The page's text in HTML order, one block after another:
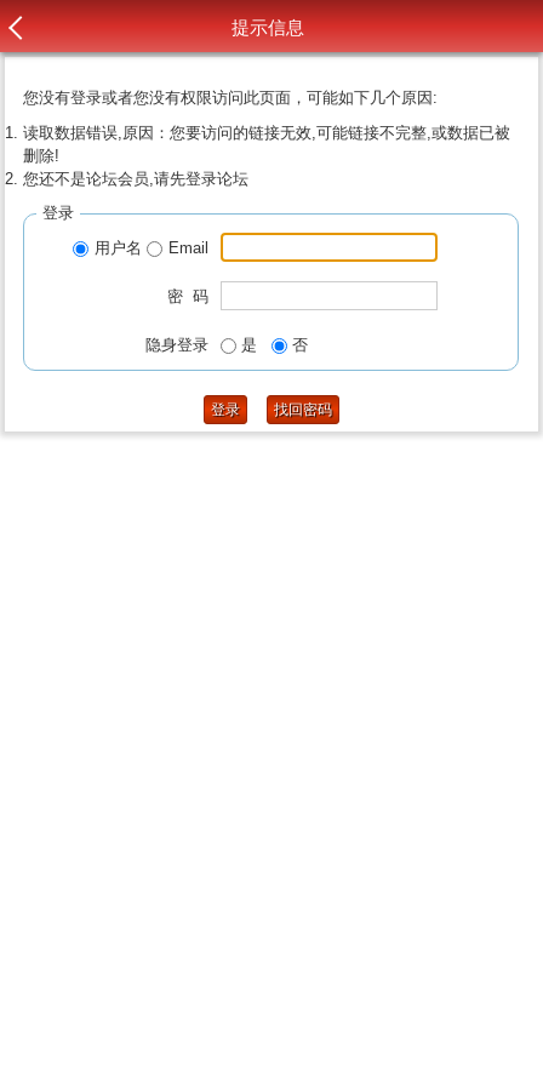
提示信息
您没有登录或者您没有权限访问此页面，可能如下几个原因:
读取数据错误,原因：您要访问的链接无效,可能链接不完整,或数据已被
删除!
您还不是论坛会员,请先登录论坛
登录
用户名
Email
密 码
隐身登录 是 否